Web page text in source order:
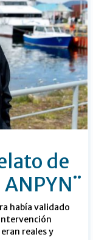
de
había validado
reales y